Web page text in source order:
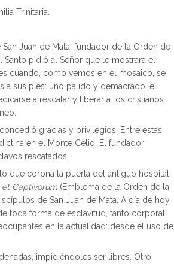
Trinitaria.
Juan de Mata, fundador de la Orden de
Santo pidió al Señor que le mostrara el
cuando, como vemos en el mosaico, se
a sus pies: uno pálido y demacrado, el
a rescatar y liberar a los cristianos
gracias y privilegios. Entre estas
en el Monte Celio. El fundador
rescatados.
que corona la puerta del antiguo hospital.
et Captivorum (Emblema de la Orden de la
de San Juan de Mata. A día de hoy,
toda forma de esclavitud, tanto corporal
en la actualidad: desde el uso de
impidiéndoles ser libres. Otro